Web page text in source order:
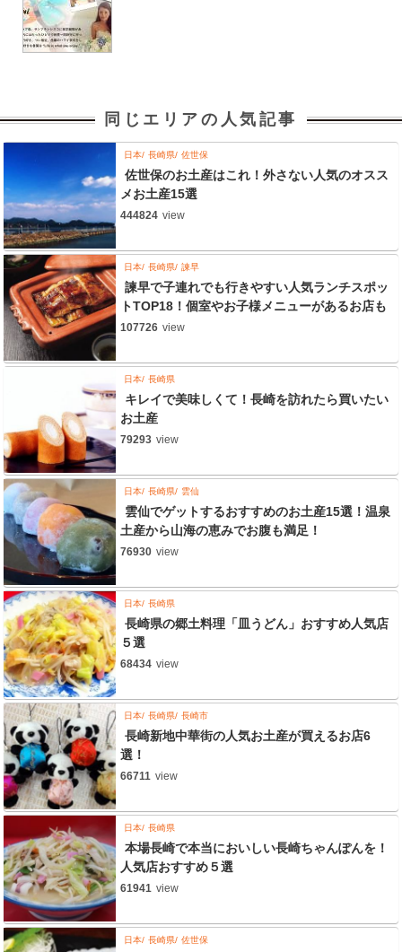
同じエリアの人気記事
日本 長崎県 佐世保
佐世保のお土産はこれ！外さない人気のオスス
メお土産15選
444824 view
日本 長崎県 諫早
諫早で子連れでも行きやすい人気ランチスポッ
トTOP18！個室やお子様メニューがあるお店も
107726 view
日本 長崎県
キレイで美味しくて！長崎を訪れたら買いたい
お土産
79293 view
日本 長崎県 雲仙
雲仙でゲットするおすすめのお土産15選！温泉
土産から山海の恵みでお腹も満足！
76930 view
日本 長崎県
長崎県の郷土料理「皿うどん」おすすめ人気店
５選
68434 view
日本 長崎県 長崎市
長崎新地中華街の人気お土産が買えるお店6
選！
66711 view
日本 長崎県
本場長崎で本当においしい長崎ちゃんぽんを！
人気店おすすめ５選
61941 view
日本 長崎県 佐世保